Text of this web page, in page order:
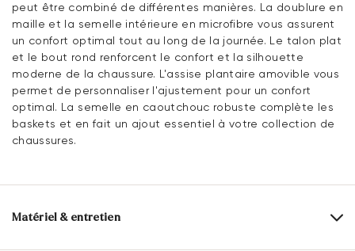
peut être combiné de différentes manières. La doublure en
maille et la semelle intérieure en microfibre vous assurent
un confort optimal tout au long de la journée. Le talon plat
et le bout rond renforcent le confort et la silhouette
moderne de la chaussure. L'assise plantaire amovible vous
permet de personnaliser l'ajustement pour un confort
optimal. La semelle en caoutchouc robuste complète les
baskets et en fait un ajout essentiel à votre collection de
chaussures.
Matériel & entretien